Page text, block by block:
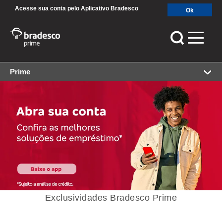
Prime
MAIS BUSCADOS
SUAS BUSCAS
Exclusividades Bradesco Prime
Acesse sua conta pelo Aplicativo Bradesco Ok
.